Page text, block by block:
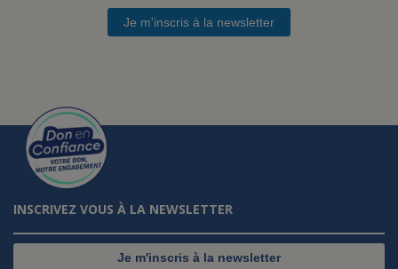
Je m'inscris à la newsletter
INSCRIVEZ VOUS À LA NEWSLETTER
Je m'inscris à la newsletter